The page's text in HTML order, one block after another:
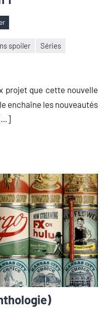
spoiler
Séries
projet que cette nouvelle
enchaîne les nouveautés